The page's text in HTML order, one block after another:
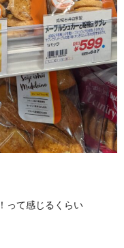
って感じるくらい